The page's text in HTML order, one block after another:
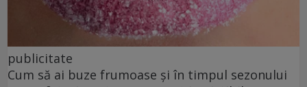
publicitate
Cum să ai buze frumoase şi în timpul sezonului